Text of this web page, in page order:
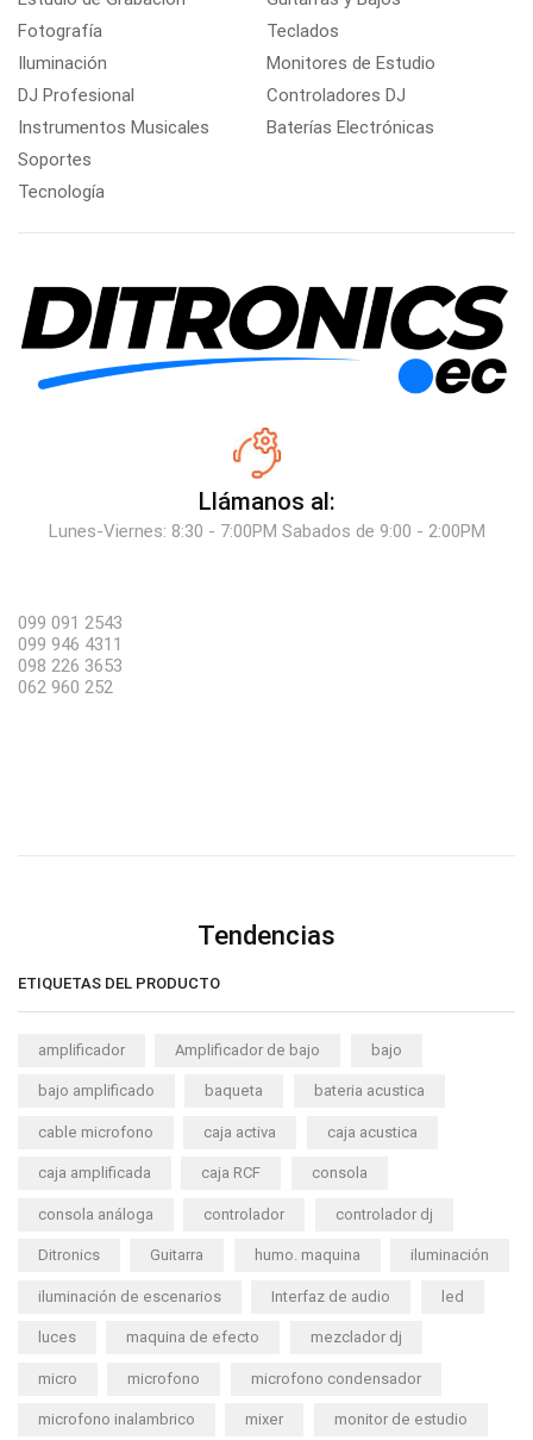
Fotografía
Iluminación
DJ Profesional
Instrumentos Musicales
Soportes
Tecnología
Teclados
Monitores de Estudio
Controladores DJ
Baterías Electrónicas
Llámanos al:
Lunes-Viernes: 8:30 - 7:00PM Sabados de 9:00 - 2:00PM
099 091 2543
099 946 4311
098 226 3653
062 960 252
Tendencias
ETIQUETAS DEL PRODUCTO
amplificador Amplificador de bajo bajo
bajo amplificado baqueta bateria acustica
cable microfono caja activa caja acustica
caja amplificada caja RCF consola
consola análoga controlador controlador dj
Ditronics Guitarra humo. maquina iluminación
iluminación de escenarios Interfaz de audio led
luces maquina de efecto mezclador dj
micro microfono microfono condensador
microfono inalambrico mixer monitor de estudio